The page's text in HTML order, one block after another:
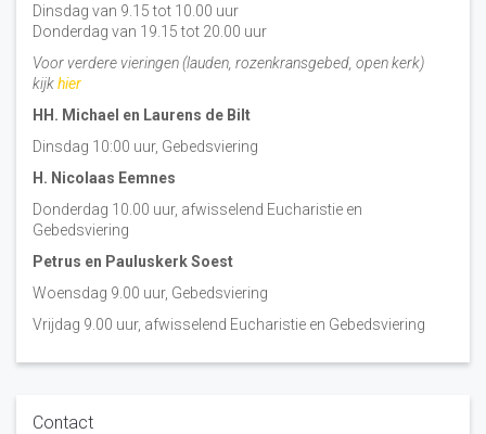
Dinsdag van 9.15 tot 10.00 uur
Donderdag van 19.15 tot 20.00 uur
Voor verdere vieringen (lauden, rozenkransgebed, open kerk)
kijkhier
HH. Michael en Laurens de Bilt
Dinsdag 10:00 uur, Gebedsviering
H. Nicolaas Eemnes
Donderdag 10.00 uur, afwisselend Eucharistie en
Gebedsviering
Petrus en Pauluskerk Soest
Woensdag 9.00 uur, Gebedsviering
Vrijdag 9.00 uur, afwisselend Eucharistie en Gebedsviering
Contact